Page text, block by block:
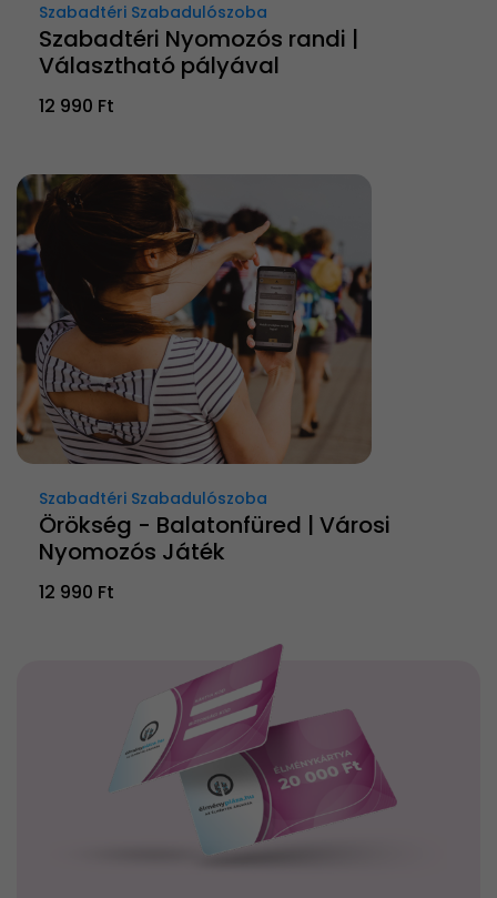
Szabadtéri Szabadulószoba
Szabadtéri Nyomozós randi |
Választható pályával
12 990 Ft
Szabadtéri Szabadulószoba
Örökség - Balatonfüred | Városi
Nyomozós Játék
12 990 Ft